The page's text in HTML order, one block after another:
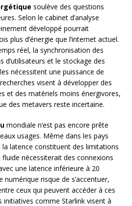
soulève des questions
Selon le cabinet d’analyse
développé pourrait
plus d’énergie que l’internet actuel.
réel, la synchronisation des
d’utilisateurs et le stockage des
nécessitent une puissance de
visent à développer des
et des matériels moins énergivores,
des metavers reste incertaine.
mondiale n’est pas encore prête
usages. Même dans les pays
latence constituent des limitations
nécessiterait des connexions
une latence inférieure à 20
risque de s’accentuer,
ceux qui peuvent accéder à ces
initiatives comme Starlink visent à